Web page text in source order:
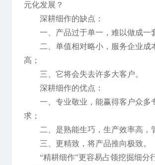
元化发展？
深耕细作的缺点：
一、产品过于单一，难以做成一
二、单值相对略小，服务企业成
高；
三、它将会失去许多大客户。
深耕细作的优点：
一、专业敬业，能赢得客户众多
求；
二、是熟能生巧，生产效率高，
三、更精致，将产品推向极致。
“精耕细作”更容易占领挖掘细分